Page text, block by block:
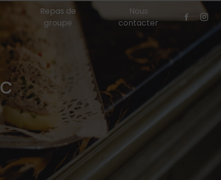
Repas de
groupe
Nous
contacter